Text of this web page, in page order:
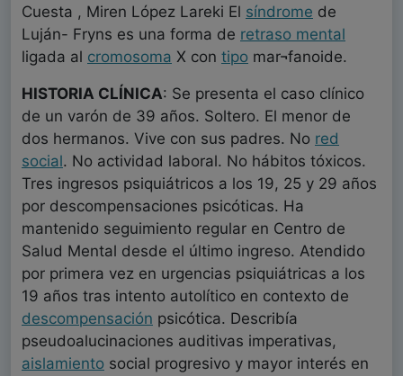
Cuesta , Miren López Lareki El síndrome de
Luján- Fryns es una forma de retraso mental
ligada al cromosoma X con tipo mar¬fanoide.
HISTORIA CLÍNICA: Se presenta el caso clínico
de un varón de 39 años. Soltero. El menor de
dos hermanos. Vive con sus padres. No red
social. No actividad laboral. No hábitos tóxicos.
Tres ingresos psiquiátricos a los 19, 25 y 29 años
por descompensaciones psicóticas. Ha
mantenido seguimiento regular en Centro de
Salud Mental desde el último ingreso. Atendido
por primera vez en urgencias psiquiátricas a los
19 años tras intento autolítico en contexto de
descompensación psicótica. Describía
pseudoalucinaciones auditivas imperativas,
aislamiento social progresivo y mayor interés en